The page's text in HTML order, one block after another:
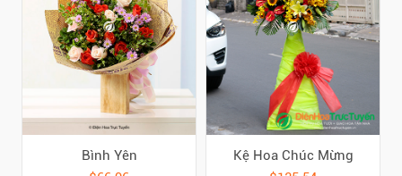
Bình Yên
Kệ Hoa Chúc Mừng